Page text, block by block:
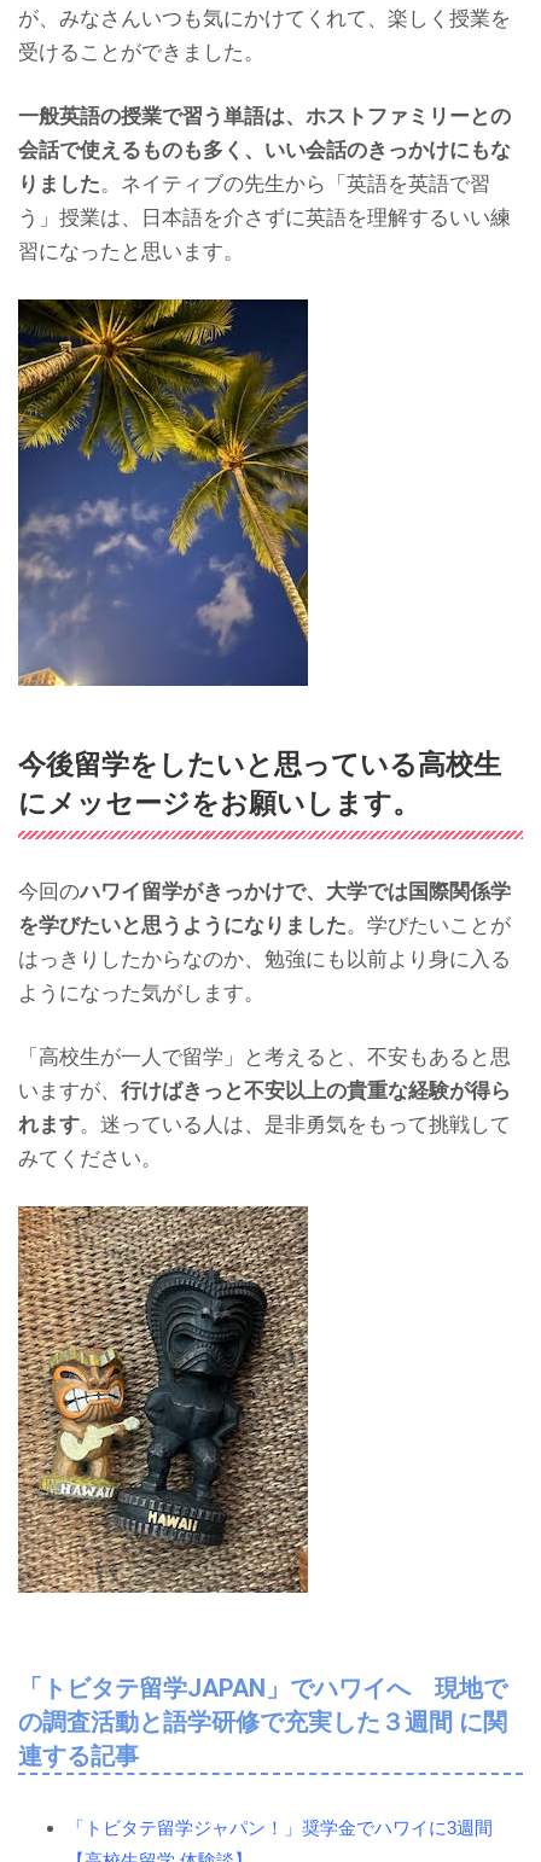
が、みなさんいつも気にかけてくれて、楽しく授業を
受けることができました。
一般英語の授業で習う単語は、ホストファミリーとの
会話で使えるものも多く、いい会話のきっかけにもな
りました。ネイティブの先生から「英語を英語で習
う」授業は、日本語を介さずに英語を理解するいい練
習になったと思います。
今後留学をしたいと思っている高校生
にメッセージをお願いします。
今回のハワイ留学がきっかけで、大学では国際関係学
を学びたいと思うようになりました。学びたいことが
はっきりしたからなのか、勉強にも以前より身に入る
ようになった気がします。
「高校生が一人で留学」と考えると、不安もあると思
いますが、 行けばきっと不安以上の貴重な経験が得ら
れます。迷っている人は、是非勇気をもって挑戦して
みてください。
「トビタテ留学JAPAN」でハワイへ 現地で
の調査活動と語学研修で充実した３週間 に関
連する記事
「トビタテ留学ジャパン！」奨学金でハワイに3週間